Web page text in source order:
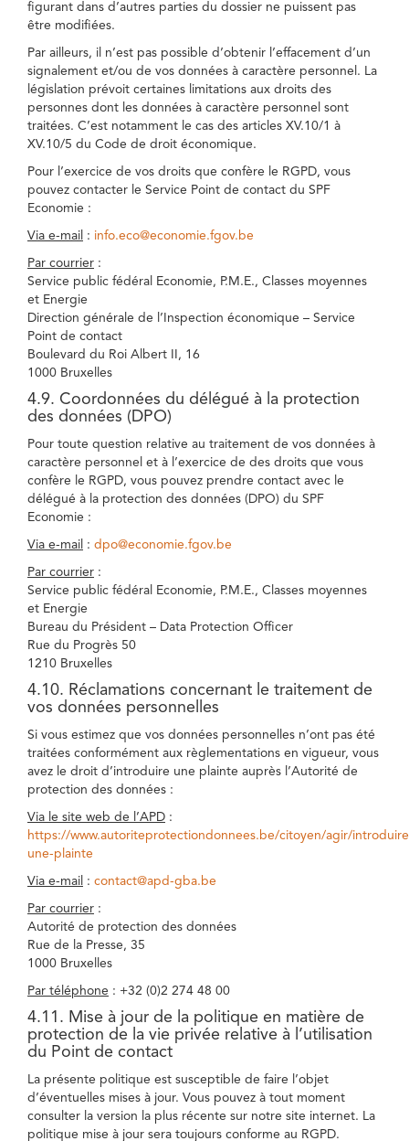
figurant dans d’autres parties du dossier ne puissent pas
être modifiées.
Par ailleurs, il n’est pas possible d’obtenir l’effacement d’un
signalement et/ou de vos données à caractère personnel. La
législation prévoit certaines limitations aux droits des
personnes dont les données à caractère personnel sont
traitées. C’est notamment le cas des articles XV.10/1 à
XV.10/5 du Code de droit économique.
Pour l’exercice de vos droits que confère le RGPD, vous
pouvez contacter le Service Point de contact du SPF
Economie :
Via e-mail : info.eco@economie.fgov.be
Par courrier :
Service public fédéral Economie, P.M.E., Classes moyennes
et Energie
Direction générale de l’Inspection économique – Service
Point de contact
Boulevard du Roi Albert II, 16
1000 Bruxelles
4.9. Coordonnées du délégué à la protection
des données (DPO)
Pour toute question relative au traitement de vos données à
caractère personnel et à l’exercice de des droits que vous
confère le RGPD, vous pouvez prendre contact avec le
délégué à la protection des données (DPO) du SPF
Economie :
Via e-mail : dpo@economie.fgov.be
Par courrier :
Service public fédéral Economie, P.M.E., Classes moyennes
et Energie
Bureau du Président – Data Protection Officer
Rue du Progrès 50
1210 Bruxelles
4.10. Réclamations concernant le traitement de
vos données personnelles
Si vous estimez que vos données personnelles n’ont pas été
traitées conformément aux règlementations en vigueur, vous
avez le droit d’introduire une plainte auprès l’Autorité de
protection des données :
Via le site web de l’APD :
https://www.autoriteprotectiondonnees.be/citoyen/agir/
une-plainte
Via e-mail : contact@apd-gba.be
Par courrier :
Autorité de protection des données
Rue de la Presse, 35
1000 Bruxelles
Par téléphone : +32 (0)2 274 48 00
4.11. Mise à jour de la politique en matière de
protection de la vie privée relative à l’utilisation
du Point de contact
La présente politique est susceptible de faire l’objet
d’éventuelles mises à jour. Vous pouvez à tout moment
consulter la version la plus récente sur notre site internet. La
politique mise à jour sera toujours conforme au RGPD.